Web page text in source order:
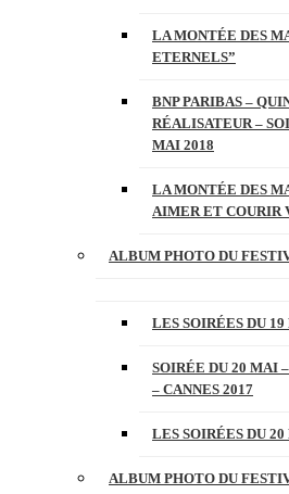
LA MONTÉE DES
ETERNELS”
BNP PARIBAS –
RÉALISATEUR –
MAI 2018
LA MONTÉE DES
AIMER ET COURIR
ALBUM PHOTO DU
LES SOIRÉES DU
SOIRÉE DU 20 MAI
– CANNES 2017
LES SOIRÉES DU
ALBUM PHOTO DU